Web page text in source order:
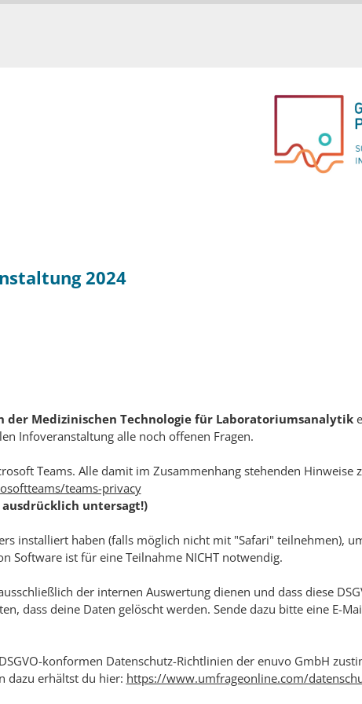
2024
der Medizinischen Technologie für Laboratoriumsanalytik
Infoveranstaltung alle noch offenen Fragen.
Teams. Alle damit im Zusammenhang stehenden Hinweise
teams-privacy
untersagt!)
installiert haben (falls möglich nicht mit "Safari" teilnehmen),
Software ist für eine Teilnahme NICHT notwendig.
der internen Auswertung dienen und dass diese
dass deine Daten gelöscht werden. Sende dazu bitte eine E-
konformen Datenschutz-Richtlinien der enuvo GmbH
erhältst du hier: https://www.umfrageonline.com/